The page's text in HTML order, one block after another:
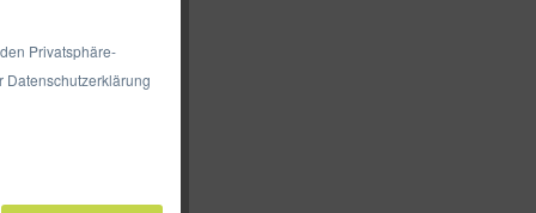
Privatsphäre-
Datenschutzerklärung